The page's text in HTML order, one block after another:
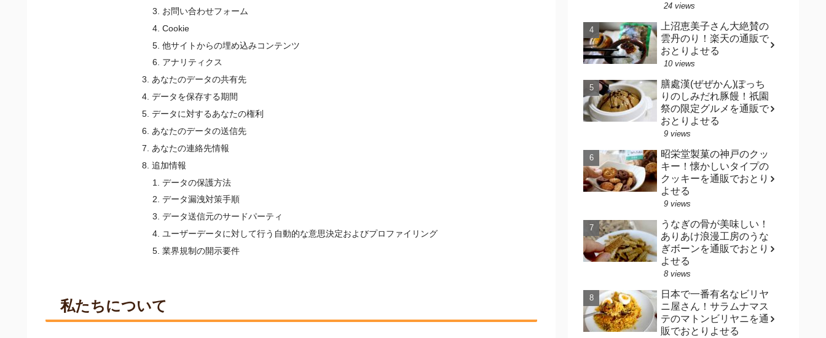
お問い合わせフォーム
Cookie
他サイトからの埋め込みコンテンツ
アナリティクス
あなたのデータの共有先
データを保存する期間
データに対するあなたの権利
あなたのデータの送信先
あなたの連絡先情報
追加情報
データの保護方法
データ漏洩対策手順
データ送信元のサードパーティ
ユーザーデータに対して行う自動的な意思決定およびプロファイリング
業界規制の開示要件
私たちについて
24 views
上沼恵美子さん大絶賛の
雲丹のり！楽天の通販で
おとりよせる
10 views
膳處漢(ぜぜかん)ぽっち
りのしみだれ豚饅！祇園
祭の限定グルメを通販で
おとりよせる
9 views
昭栄堂製菓の神戸のクッ
キー！懐かしいタイプの
クッキーを通販でおとり
よせる
9 views
うなぎの骨が美味しい！
ありあけ浪漫工房のうな
ぎボーンを通販でおとり
よせる
8 views
日本で一番有名なビリヤ
ニ屋さん！サラムナマス
テのマトンビリヤニを通
販でおとりよせる